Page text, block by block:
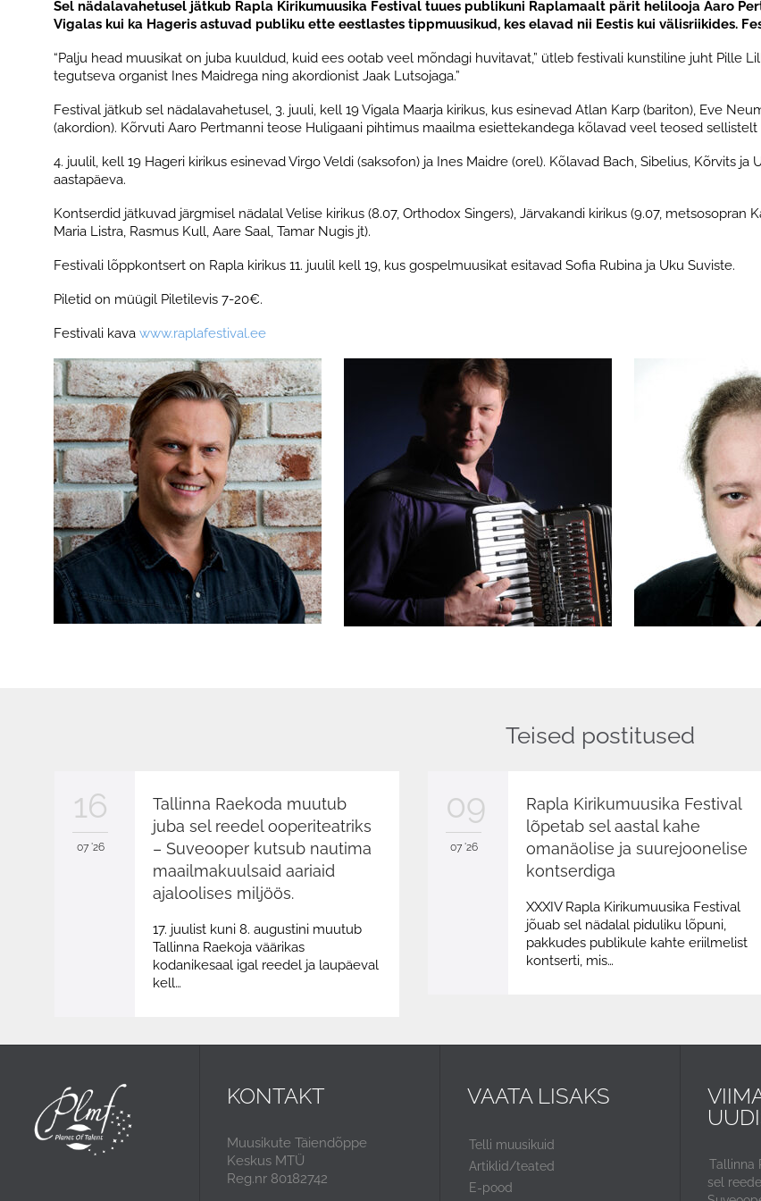
Sel nädalavahetusel jätkub Rapla Kirikumuusika Festival tuues publikuni Raplamaalt pärit helilooja Aaro
Vigalas kui ka Hageris astuvad publiku ette eestlastes tippmuusikud, kes elavad nii Eestis kui välisriikides.
“Palju head muusikat on juba kuuldud, kuid ees ootab veel mõndagi huvitavat,” ütleb festivali kunstiline juht Pille
tegutseva organist Ines Maidrega ning akordionist Jaak Lutsojaga.”
Festival jätkub sel nädalavahetusel, 3. juuli, kell 19 Vigala Maarja kirikus, kus esinevad Atlan Karp (bariton), Eve
(akordion). Kõrvuti Aaro Pertmanni teose Huligaani pihtimus maailma esiettekandega kõlavad veel teosed
4. juulil, kell 19 Hageri kirikus esinevad Virgo Veldi (saksofon) ja Ines Maidre (orel). Kõlavad Bach, Sibelius, Kõrvits
aastapäeva.
Kontserdid jätkuvad järgmisel nädalal Velise kirikus (8.07, Orthodox Singers), Järvakandi kirikus (9.07, metsosopran
Maria Listra, Rasmus Kull, Aare Saal, Tamar Nugis jt).
Festivali lõppkontsert on Rapla kirikus 11. juulil kell 19, kus gospelmuusikat esitavad Sofia Rubina ja Uku Suviste.
Piletid on müügil Piletilevis 7-20€.
Festivali kava www.raplafestival.ee
Teised postitused
16
07 '26
Tallinna Raekoda muutub
juba sel reedel ooperiteatriks
– Suveooper kutsub nautima
maailmakuulsaid aariaid
ajaloolises miljöös.
17. juulist kuni 8. augustini muutub
Tallinna Raekoja väärikas
kodanikesaal igal reedel ja laupäeval
kell…
09
07 '26
Rapla Kirikumuusika Festival
lõpetab sel aastal kahe
omanäolise ja suurejoonelise
kontserdiga
XXXIV Rapla Kirikumuusika Festival
jõuab sel nädalal piduliku lõpuni,
pakkudes publikule kahte eriilmelist
kontserti, mis…
KONTAKT
Muusikute Täiendõppe
Keskus MTÜ
Reg.nr 80182742
VAATA LISAKS
Telli muusikuid
Artiklid/teated
E-pood
Tallinna
sel